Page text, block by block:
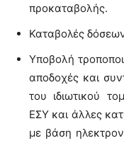
προκαταβολής.
Καταβολές
Υποβολή
αποδοχές και
του ιδιωτικού
ΕΣΥ και άλλες
με βάση